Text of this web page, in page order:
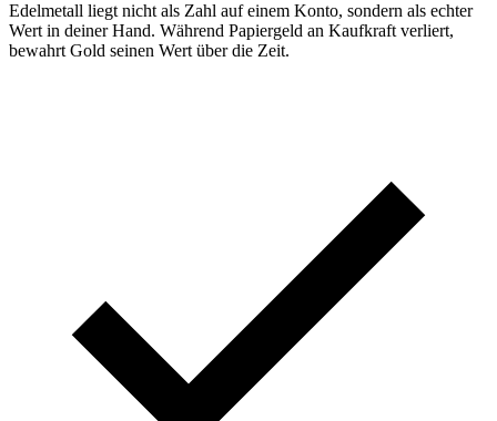
Edelmetall liegt nicht als Zahl auf einem Konto, sondern als echter
Wert in deiner Hand. Während Papiergeld an Kaufkraft verliert,
bewahrt Gold seinen Wert über die Zeit.